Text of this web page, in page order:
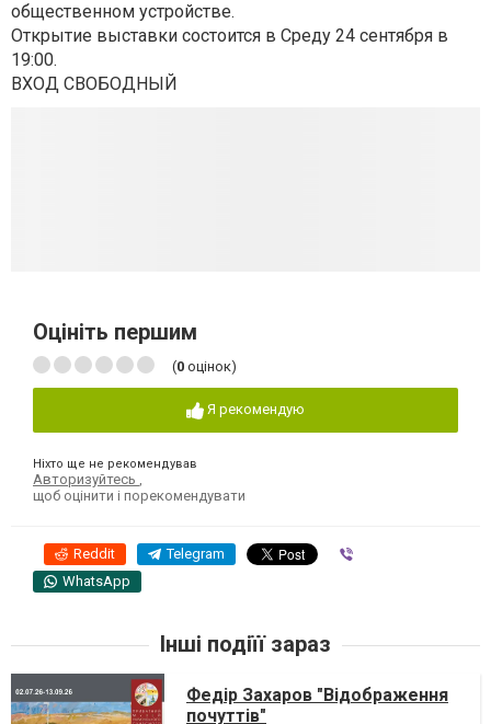
общественном устройстве.
Открытие выставки состоится в Среду 24 сентября в
19:00.
ВХОД СВОБОДНЫЙ
Оцініть першим
(0 оцінок)
Я рекомендую
Ніхто ще не рекомендував
Авторизуйтесь
щоб оцінити і порекомендувати
Reddit Telegram
WhatsApp
Інші подіїї зараз
Федір Захаров "Відображення
почуттів"